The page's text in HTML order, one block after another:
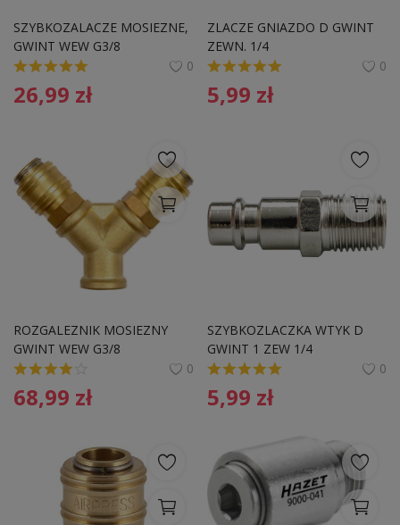
Wyprzedaż
Schowek
PLN (zł)
Language
Polski
SZYBKOZALACZE MOSIEZNE,
GWINT WEW G3/8
0
26,99 zł
ZLACZE GNIAZDO D GWINT
ZEWN. 1/4
0
5,99 zł
ROZGALEZNIK MOSIEZNY
GWINT WEW G3/8
0
68,99 zł
SZYBKOZLACZKA WTYK D
GWINT 1 ZEW 1/4
0
5,99 zł